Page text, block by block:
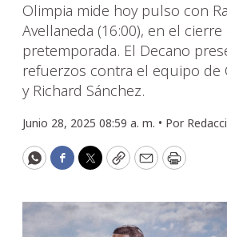
Olimpia mide hoy pulso con
Avellaneda (16:00), en el cierre
pretemporada. El Decano
refuerzos contra el equipo de
y Richard Sánchez.
Junio 28, 2025 08:59 a. m. • Por
WhatsApp
Facebook
Twitter
CopyEmailPrint